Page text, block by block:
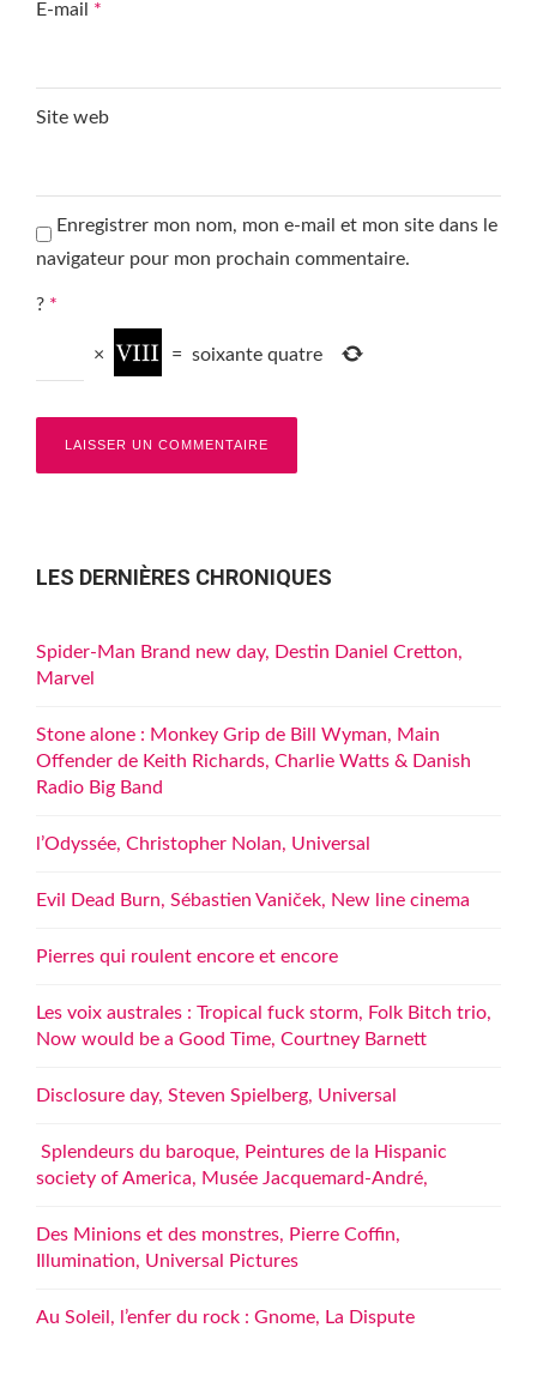
E-mail *
Site web
Enregistrer mon nom, mon e-mail et mon site dans le
navigateur pour mon prochain commentaire.
? *
× = soixante quatre
LES DERNIÈRES CHRONIQUES
Spider-Man Brand new day, Destin Daniel Cretton,
Marvel
Stone alone : Monkey Grip de Bill Wyman, Main
Offender de Keith Richards, Charlie Watts & Danish
Radio Big Band
l’Odyssée, Christopher Nolan, Universal
Evil Dead Burn, Sébastien Vaniček, New line cinema
Pierres qui roulent encore et encore
Les voix australes : Tropical fuck storm, Folk Bitch trio,
Now would be a Good Time, Courtney Barnett
Disclosure day, Steven Spielberg, Universal
Splendeurs du baroque, Peintures de la Hispanic
society of America, Musée Jacquemard-André,
Des Minions et des monstres, Pierre Coffin,
Illumination, Universal Pictures
Au Soleil, l’enfer du rock : Gnome, La Dispute